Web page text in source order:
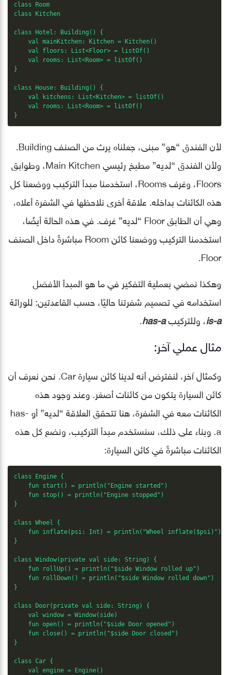
class Room
class Kitchen
class Hotel: Building() {
    val mainKitchen: Kitchen = Kitchen()
    val floors: List<Floor> = listOf()
    val rooms: List<Room> = listOf()
}
class House: Building() {
    val kitchens: List<Kitchen> = listOf()
    val rooms: List<Room> = listOf()
}
لأن الفندق “هو” مبنى، جعلناه يرث من الصنف Building.
ولأن الفندق “لديه” مطبخ رئيسي Main Kitchen، وطوابق
Floors، وغرف Rooms، استخدمنا مبدأ التركيب ووضعنا كل
هذه الكائنات بداخله. علاقة أخرى نلاحظها في الشفرة أعلاه،
وهي أن الطابق Floor “لديه” غرف. في هذه الحالة أيضًا،
استخدمنا التركيب ووضعنا كائن Room مباشرةً داخل الصنف
Floor.
وهكذا نمضي بعملية التفكير في ما هو المبدأ الأفضل
استخدامه في تصميم شفرتنا حاليًا، حسب القاعدتين: للوراثة
is-a، وللتركيبhas-a
.
مثال عملي آخر:
وكمثال آخر، لنفترض أنه لدينا كائن سيارة Car. نحن نعرف أن
كائن السيارة يتكون من كائنات أصغر. وعند وجود هذه
الكائنات معه في الشفرة، هنا تتحقق العلاقة “لديه” أو has-
a. وبناء على ذلك، سنستخدم مبدأ التركيب، ونضع كل هذه
الكائنات مباشرةً في كائن السيارة:
class Engine {
    fun start() = println("Engine started")
    fun stop() = println("Engine stopped")
}
class Wheel {
    fun inflate(psi: Int) = println("Wheel inflate($psi)")
}
class Window(private val side: String) {
    fun rollUp() = println("$side Window rolled up")
    fun rollDown() = println("$side Window rolled down")
}
class Door(private val side: String) {
    val window = Window(side)
    fun open() = println("$side Door opened")
    fun close() = println("$side Door closed")
}
class Car {
    val engine = Engine()